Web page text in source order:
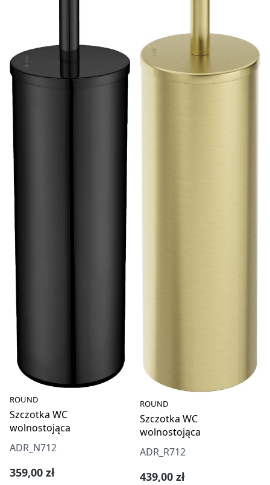
ROUND
Szczotka WC
wolnostojąca
ADR_N712
Cena regularna:
359,00 zł
ROUND
Szczotka WC
wolnostojąca
ADR_R712
Cena regularna:
439,00 zł